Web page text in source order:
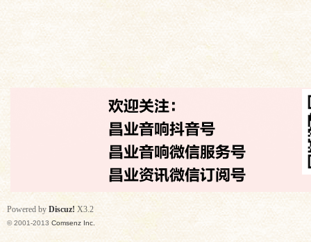
Powered by Discuz! X3.2
© 2001-2013 Comsenz Inc.